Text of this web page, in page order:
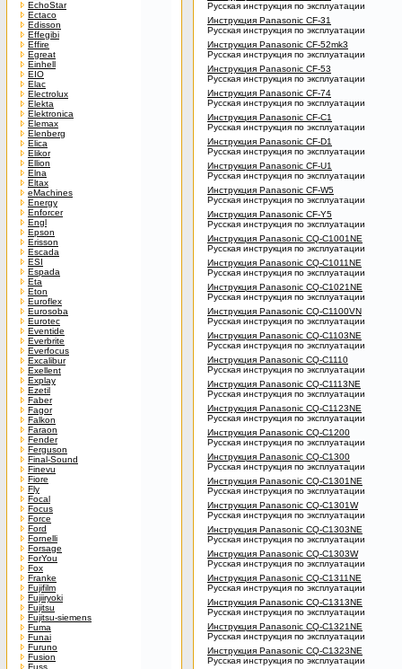
EchoStar
Ectaco
Edisson
Effegibi
Effire
Egreat
Einhell
EIO
Elac
Electrolux
Elekta
Elektronica
Elemax
Elenberg
Elica
Elikor
Ellion
Elna
Eltax
eMachines
Energy
Enforcer
Engl
Epson
Erisson
Escada
ESI
Espada
Eta
Eton
Euroflex
Eurosoba
Eurotec
Eventide
Everbrite
Everfocus
Excalibur
Exellent
Explay
Ezetil
Faber
Fagor
Falkon
Faraon
Fender
Ferguson
Final-Sound
Finevu
Fiore
Fly
Focal
Focus
Force
Ford
Fornelli
Forsage
ForYou
Fox
Franke
Fujifilm
Fujiiryoki
Fujitsu
Fujitsu-siemens
Fuma
Funai
Furuno
Fusion
Fuss
Русская инструкция по эксплуатации
Инструкция Panasonic CF-31
Русская инструкция по эксплуатации
Инструкция Panasonic CF-52mk3
Русская инструкция по эксплуатации
Инструкция Panasonic CF-53
Русская инструкция по эксплуатации
Инструкция Panasonic CF-74
Русская инструкция по эксплуатации
Инструкция Panasonic CF-C1
Русская инструкция по эксплуатации
Инструкция Panasonic CF-D1
Русская инструкция по эксплуатации
Инструкция Panasonic CF-U1
Русская инструкция по эксплуатации
Инструкция Panasonic CF-W5
Русская инструкция по эксплуатации
Инструкция Panasonic CF-Y5
Русская инструкция по эксплуатации
Инструкция Panasonic CQ-C1001NE
Русская инструкция по эксплуатации
Инструкция Panasonic CQ-C1011NE
Русская инструкция по эксплуатации
Инструкция Panasonic CQ-C1021NE
Русская инструкция по эксплуатации
Инструкция Panasonic CQ-C1100VN
Русская инструкция по эксплуатации
Инструкция Panasonic CQ-C1103NE
Русская инструкция по эксплуатации
Инструкция Panasonic CQ-C1110
Русская инструкция по эксплуатации
Инструкция Panasonic CQ-C1113NE
Русская инструкция по эксплуатации
Инструкция Panasonic CQ-C1123NE
Русская инструкция по эксплуатации
Инструкция Panasonic CQ-C1200
Русская инструкция по эксплуатации
Инструкция Panasonic CQ-C1300
Русская инструкция по эксплуатации
Инструкция Panasonic CQ-C1301NE
Русская инструкция по эксплуатации
Инструкция Panasonic CQ-C1301W
Русская инструкция по эксплуатации
Инструкция Panasonic CQ-C1303NE
Русская инструкция по эксплуатации
Инструкция Panasonic CQ-C1303W
Русская инструкция по эксплуатации
Инструкция Panasonic CQ-C1311NE
Русская инструкция по эксплуатации
Инструкция Panasonic CQ-C1313NE
Русская инструкция по эксплуатации
Инструкция Panasonic CQ-C1321NE
Русская инструкция по эксплуатации
Инструкция Panasonic CQ-C1323NE
Русская инструкция по эксплуатации